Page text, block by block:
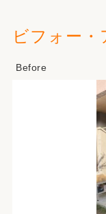
ビフォー・